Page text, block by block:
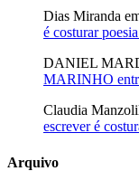
Dias Miranda
é costurar
DANIEL
MARINHO
Claudia
escrever é
Arquivo